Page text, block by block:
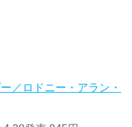
／ロドニー・アラン・